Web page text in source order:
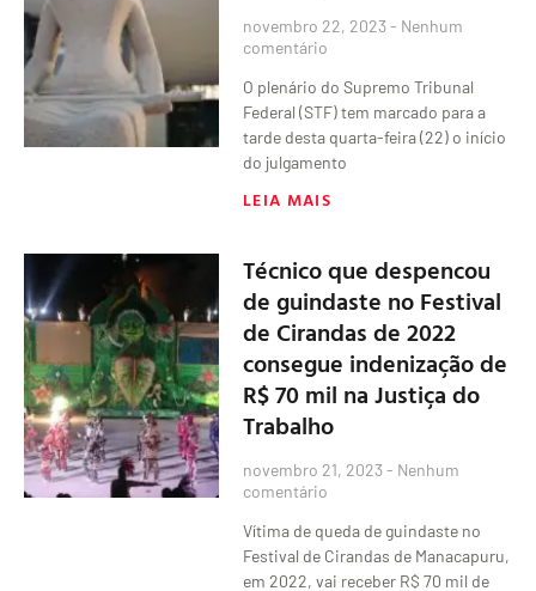
novembro 22, 2023 Nenhum
comentário
O plenário do Supremo Tribunal
Federal (STF) tem marcado para a
tarde desta quarta-feira (22) o início
do julgamento
LEIA MAIS
Técnico que despencou
de guindaste no Festival
de Cirandas de 2022
consegue indenização de
R$ 70 mil na Justiça do
Trabalho
novembro 21, 2023 Nenhum
comentário
Vítima de queda de guindaste no
Festival de Cirandas de Manacapuru,
em 2022, vai receber R$ 70 mil de